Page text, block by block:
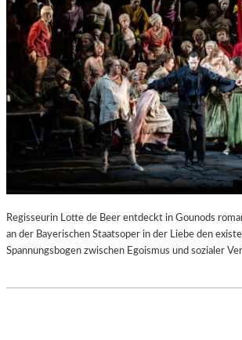
Regisseurin Lotte de Beer entdeckt in Gounods
an der Bayerischen Staatsoper in der Liebe den
Spannungsbogen zwischen Egoismus und sozialer